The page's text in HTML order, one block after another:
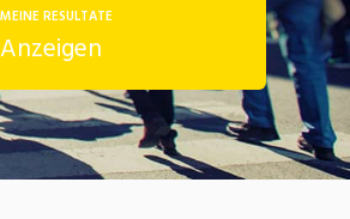
MEINE RESULTATE
Anzeigen